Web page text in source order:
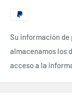
Su información de
almacenamos los
acceso a la